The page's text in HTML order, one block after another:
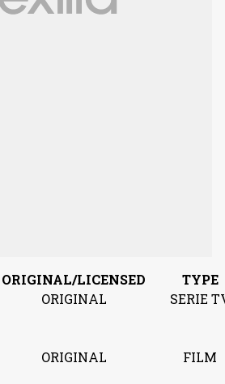
ORIGINAL/LICENSED
TYPE
ORIGINAL SERIE
ORIGINAL
FILM